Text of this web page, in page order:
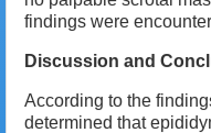
findings were
Discussion and
According to the
determined that